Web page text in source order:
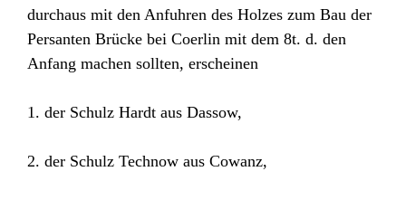
durchaus mit den Anfuhren des Holzes zum Bau der
Persanten Brücke bei Coerlin mit dem 8t. d. den
Anfang machen sollten, erscheinen
1. der Schulz Hardt aus Dassow,
2. der Schulz Technow aus Cowanz,